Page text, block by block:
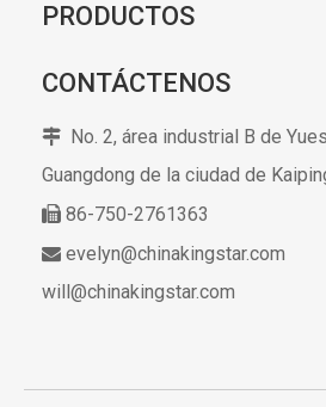
PRODUCTOS
CONTÁCTENOS

No. 2, área industrial B de
Guangdong de la ciudad de
 86-750-2761363
 evelyn@chinakingstar.com
will@chinakingstar.com